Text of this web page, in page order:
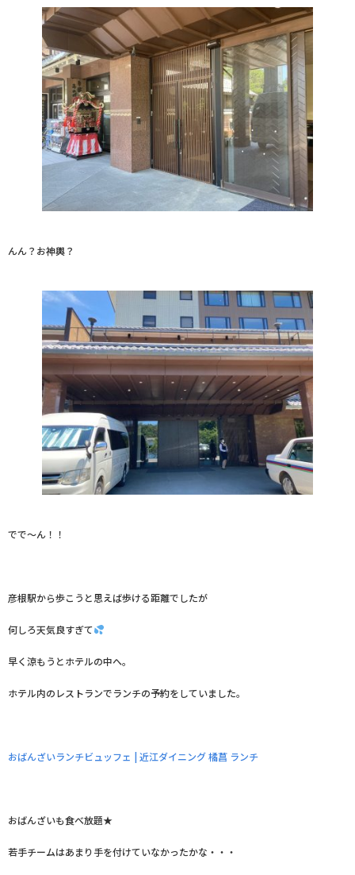
んん？お神輿？
でで～ん！！
彦根駅から歩こうと思えば歩ける距離でしたが
何しろ天気良すぎて
早く涼もうとホテルの中へ。
ホテル内のレストランでランチの予約をしていました。
おばんざいランチビュッフェ | 近江ダイニング 橘菖 ランチ
おばんざいも食べ放題★
若手チームはあまり手を付けていなかったかな・・・